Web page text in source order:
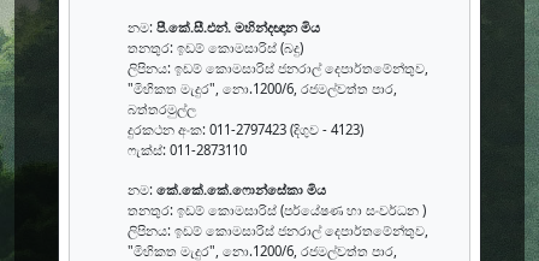
නම: පී.කේ.සී.එන්. මහින්දඥාන මිය
තනතුර: ඉඩම් කොමසාරිස් (බදු)
ලිපිනය: ඉඩම් කොමසාරිස් ජනරාල් දෙපාර්තමේන්තුව,
"මිහිකත මැදුර", නො.1200/6, රජමල්වත්ත පාර,
බත්තරමුල්ල
දුරකථන අංක: 011-2797423 (දිගුව - 4123)
ෆැක්ස්: 011-2873110
නම: කේ.කේ.කේ.ෆොන්සේකා මිය
තනතුර: ඉඩම් කොමසාරිස් (පර්යේෂණ හා සංවර්ධන )
ලිපිනය: ඉඩම් කොමසාරිස් ජනරාල් දෙපාර්තමේන්තුව,
"මිහිකත මැදුර", නො.1200/6, රජමල්වත්ත පාර,